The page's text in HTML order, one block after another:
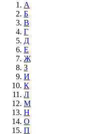
А
Б
В
Г
Д
Е
Ж
З
И
К
Л
М
Н
О
П